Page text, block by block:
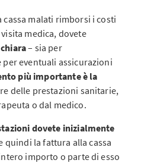
cassa malati rimborsi i costi
medica, dovete
chiara– sia per
per eventuali assicurazioni
più importante è la
delle prestazioni sanitarie,
o dal medico.
dovete inizialmente
quindi la fattura alla cassa
importo o parte di esso